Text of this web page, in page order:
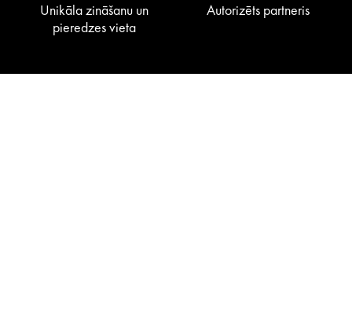
Unikāla zināšanu un
pieredzes vieta
Autorizēts partneris